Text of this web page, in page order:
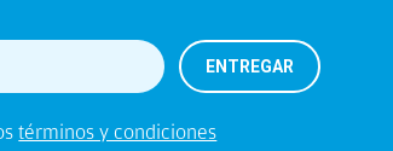
términos y condiciones